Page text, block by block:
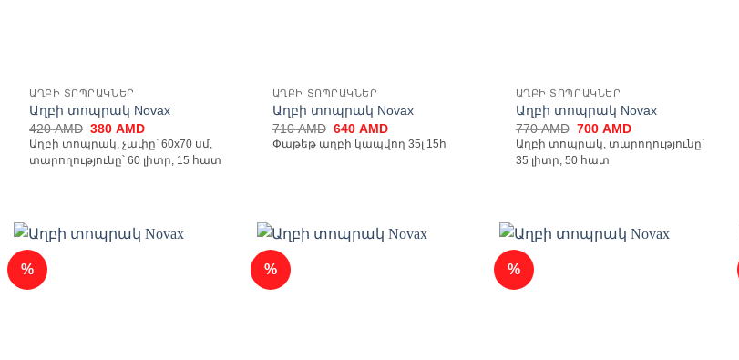
ԱՂԲԻ ՏՈՊՐԱԿՆԵՐ
Աղբի տոպրակ Novax
420AMD Original
price
was:
420 AMD.
380AMDCurrent
price
is:
380 AMD.
Աղբի տոպրակ, չափը՝ 60x70 սմ,
տարողությունը՝ 60 լիտր, 15 հատ
ԱՂԲԻ ՏՈՊՐԱԿՆԵՐ
Աղբի տոպրակ Novax
710AMD Original
price
was:
640AMDCurrent
price
is:
Փաթեթ աղբի կապվող 35լ 15հ
ԱՂԲԻ ՏՈՊՐԱԿՆԵՐ
Աղբի տոպրակ Novax
770AMD Original
price
was:
770 AMD.
700 AMDCurrent
price
is:
Աղբի տոպրակ, տարողությունը՝
35 լիտր, 50 հատ
% % %